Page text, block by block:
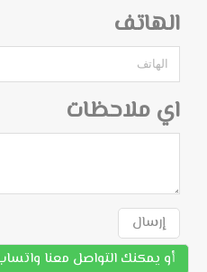
الهاتف
اي ملاحظات
إرسال
أو يمكنك التواصل معنا